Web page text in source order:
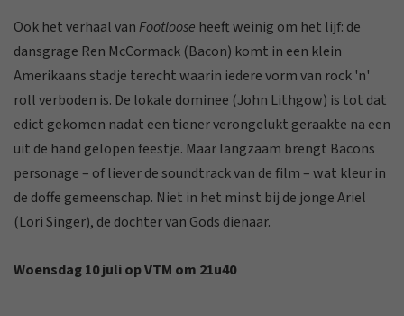
Ook het verhaal vanFootloose heeft weinig om het lijf: de
dansgrage Ren McCormack (Bacon) komt in een klein
Amerikaans stadje terecht waarin iedere vorm van rock 'n'
roll verboden is. De lokale dominee (John Lithgow) is tot dat
edict gekomen nadat een tiener verongelukt geraakte na een
uit de hand gelopen feestje. Maar langzaam brengt Bacons
personage – of liever de soundtrack van de film – wat kleur in
de doffe gemeenschap. Niet in het minst bij de jonge Ariel
(Lori Singer), de dochter van Gods dienaar.
Woensdag 10 juli op VTM om 21u40